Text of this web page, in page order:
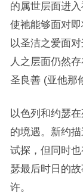
的属世层面进
使祂能够面对
以圣洁之爱面
人之层面仍然
圣良善 (亚他那
以色列和约瑟
的境遇。新约
试探，但同时
瑟最后时日的
许。